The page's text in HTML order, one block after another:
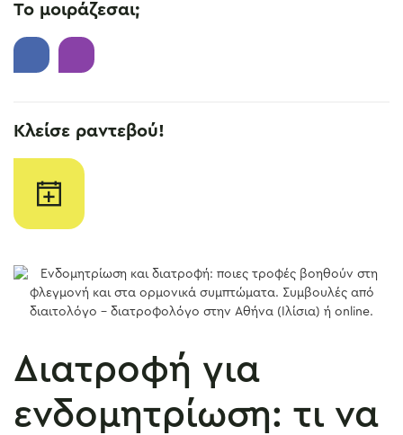
Το μοιράζεσαι;
Κλείσε ραντεβού!
Διατροφή για
ενδομητρίωση: τι να